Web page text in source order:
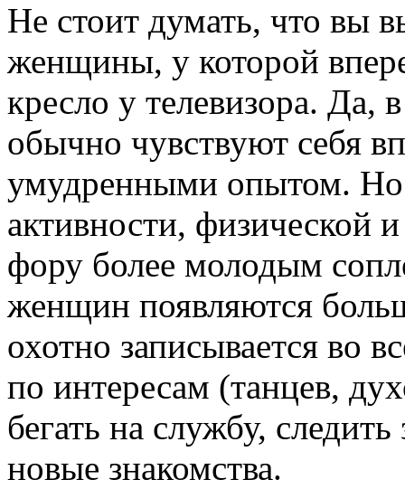
Не стоит думать, что вы
женщины, у которой
кресло у телевизора. Да,
обычно чувствуют себя
умудренными опытом.
активности, физической
фору более молодым
женщин появляются
охотно записывается во
по интересам (танцев,
бегать на службу,
новые знакомства.